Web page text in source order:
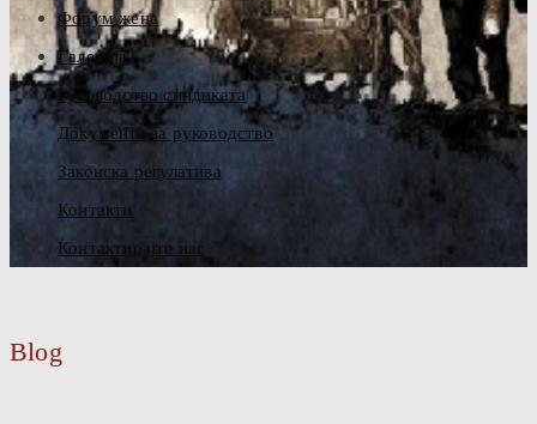
Форум жена
Галерија
Руководство синдиката
Документа за руководство
Законска регулатива
Контакти
Контактирајте нас
Blog